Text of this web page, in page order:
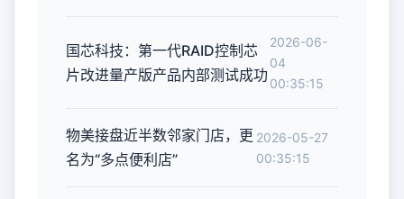
国芯科技：第一代RAID控制芯
片改进量产版产品内部测试成功
2026-06-
04
00:35:15
物美接盘近半数邻家门店，更
名为“多点便利店”
2026-05-27
00:35:15